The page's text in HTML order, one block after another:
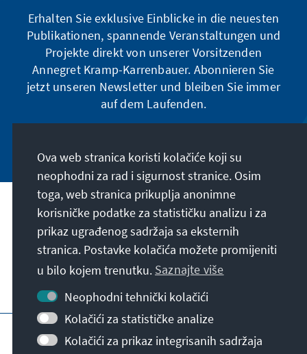
Erhalten Sie exklusive Einblicke in die neuesten
Publikationen, spannende Veranstaltungen und
Projekte direkt von unserer Vorsitzenden
Annegret Kramp-Karrenbauer. Abonnieren Sie
jetzt unseren Newsletter und bleiben Sie immer
auf dem Laufenden.
Naša misija
Kontakt
Dodatne ponude fondacije
Impresum Zaštita podataka
Uslovi korištenja
Erklärung zur Barrierefreiheit
Barriere melden
Ova web stranica koristi kolačiće koji su
neophodni za rad i sigurnost stranice. Osim
toga, web stranica prikuplja anonimne
korisničke podatke za statističku analizu i za
prikaz ugrađenog sadržaja sa eksternih
stranica. Postavke kolačića možete promijeniti
u bilo kojem trenutku. Saznajte više
Neophodni tehnički kolačići
Kolačići za statističke analize
Kolačići za prikaz integrisanih sadržaja